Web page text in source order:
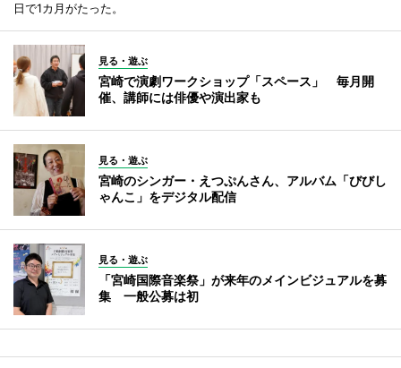
日で1カ月がたった。
見る・遊ぶ
宮崎で演劇ワークショップ「スペース」 毎月開
催、講師には俳優や演出家も
見る・遊ぶ
宮崎のシンガー・えつぷんさん、アルバム「びびし
ゃんこ」をデジタル配信
見る・遊ぶ
「宮崎国際音楽祭」が来年のメインビジュアルを募
集 一般公募は初